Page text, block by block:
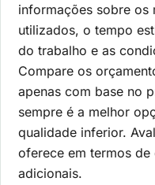
informações sobre os
utilizados, o tempo
do trabalho e as
Compare os
apenas com base no
sempre é a melhor
qualidade inferior.
oferece em termos
adicionais.